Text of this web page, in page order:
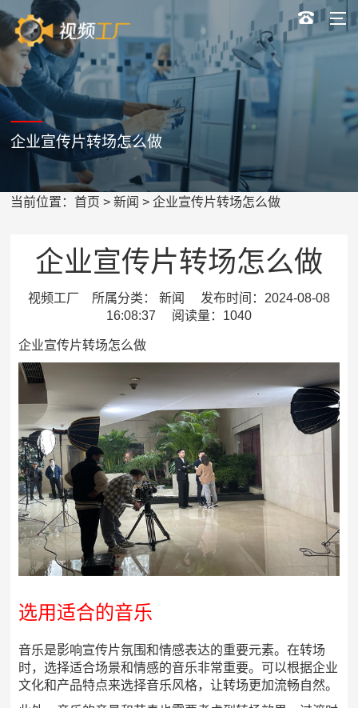
企业宣传片转场怎么做
当前位置：首页 >新闻 > 企业宣传片转场怎么做
企业宣传片转场怎么做
视频工厂 所属分类： 新闻 发布时间：2024-08-08
16:08:37 阅读量：1040
企业宣传片转场怎么做
选用适合的音乐
音乐是影响宣传片氛围和情感表达的重要元素。在转场
时，选择适合场景和情感的音乐非常重要。可以根据企业
文化和产品特点来选择音乐风格，让转场更加流畅自然。